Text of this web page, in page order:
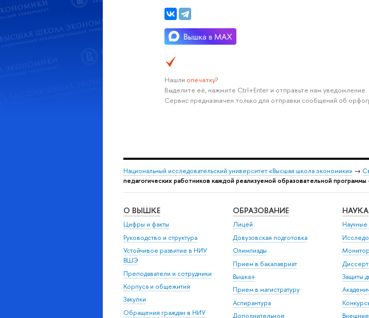
Нашли опечатку?
Выделите её, нажмите Ctrl+Enter и отправьте нам уведомление.
Сервис предназначен только для отправки сообщений об
Национальный исследовательский университет «Высшая школа экономики» →
педагогических работников каждой реализуемой образовательной
О ВЫШКЕ
Цифры и факты
Руководство и структура
Устойчивое развитие в НИУ
ВШЭ
Преподаватели и сотрудники
Корпуса и общежития
Закупки
Обращения граждан в НИУ
ОБРАЗОВАНИЕ
Лицей
Довузовская подготовка
Олимпиады
Прием в бакалавриат
Вышка+
Прием в магистратуру
Аспирантура
Дополнительное
НАУКА
Защиты